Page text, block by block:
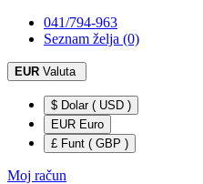
041/794-963
Seznam želja (0)
EUR Valuta
$ Dolar ( USD )
EUR Euro
£ Funt ( GBP )
Moj račun